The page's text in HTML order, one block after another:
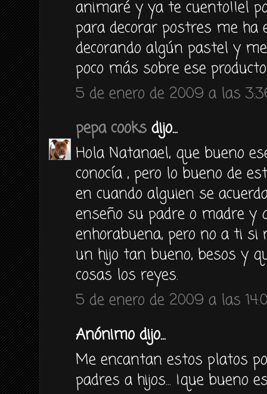
animaré y ya te cuento!!el
para decorar postres me ha
decorando algún pastel y
poco más sobre ese
5 de enero de 2009 a las
pepa cooks dijo...
Hola Natanael, que bueno
conocía , pero lo bueno de
en cuando alguien se
enseño su padre o madre y
enhorabuena, pero no a ti
un hijo tan bueno, besos y
cosas los reyes.
5 de enero de 2009 a las
Anónimo dijo...
Me encantan estos platos
padres a hijos... ¡que bueno